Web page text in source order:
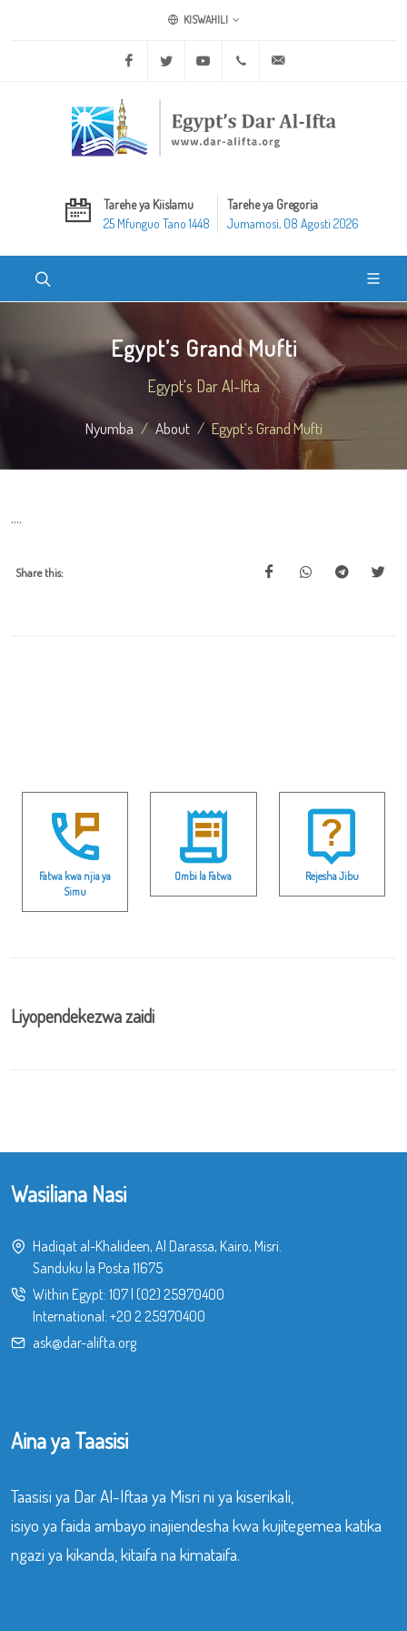
KISWAHILI
Facebook Twitter Youtube +20 2 25970400
Tarehe ya Kiislamu
25 Mfunguo Tano 1448
Tarehe ya Gregoria
Jumamosi, 08 Agosti 2026
Egypt’s Grand Mufti
Egypt's Dar Al-Ifta
Nyumba About Egypt’s Grand Mufti
....
Share this:
Fatwa kwa njia ya
Simu
Ombi la Fatwa Rejesha Jibu
Liyopendekezwa zaidi
Wasiliana Nasi
Hadiqat al-Khalideen, Al Darassa, Kairo, Misri.
Sanduku la Posta 11675
Within Egypt: 107| (02) 25970400
International: +20 2 25970400
ask@dar-alifta.org
Aina ya Taasisi
Taasisi ya Dar Al-Iftaa ya Misri ni ya kiserikali,
isiyo ya faida ambayo inajiendesha kwa kujitegemea katika
ngazi ya kikanda, kitaifa na kimataifa.